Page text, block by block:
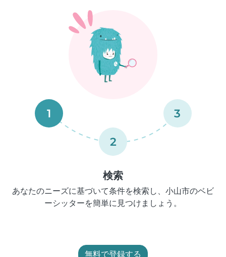
1
2
3
検索
あなたのニーズに基づいて条件を検索し、小山市のベビ
ーシッターを簡単に見つけましょう。
無料で登録する